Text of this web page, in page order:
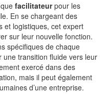
facilitateurpour les
En se chargeant des
et logistiques, cet expert
sur leur nouvelle fonction.
spécifiques de chaque
transition fluide vers leur
exercé dans des
mais il peut également
d’une entreprise.